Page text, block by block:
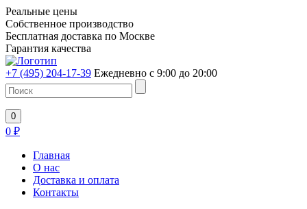
Реальные цены
Собственное производство
Бесплатная доставка по Москве
Гарантия качества
+7 (495) 204-17-39 Ежедневно с 9:00 до 20:00
0
0 ₽
Главная
О нас
Доставка и оплата
Контакты